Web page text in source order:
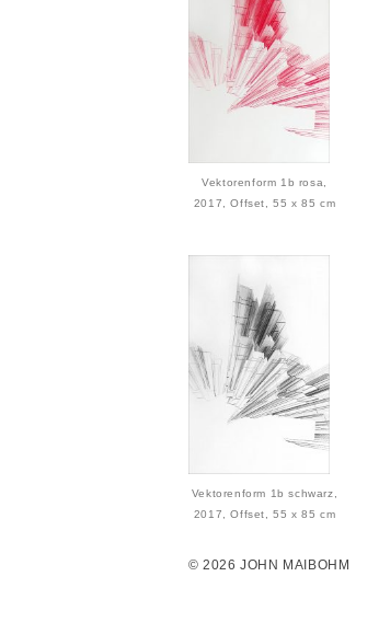
Vektorenform 1b rosa,
2017, Offset, 55 x 85 cm
Vektorenform 1b schwarz,
2017, Offset, 55 x 85 cm
© 2026 JOHN MAIBOHM